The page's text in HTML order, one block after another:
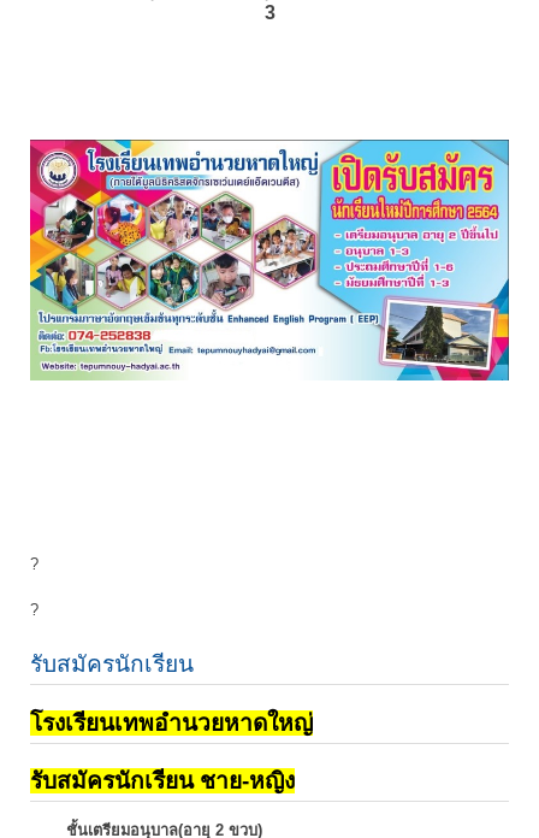
3
?
?
รับสมัครนักเรียน
โรงเรียนเทพอำนวยหาดใหญ่
รับสมัครนักเรียน ชาย-หญิง
ชั้นเตรียมอนุบาล(อายุ 2 ขวบ)